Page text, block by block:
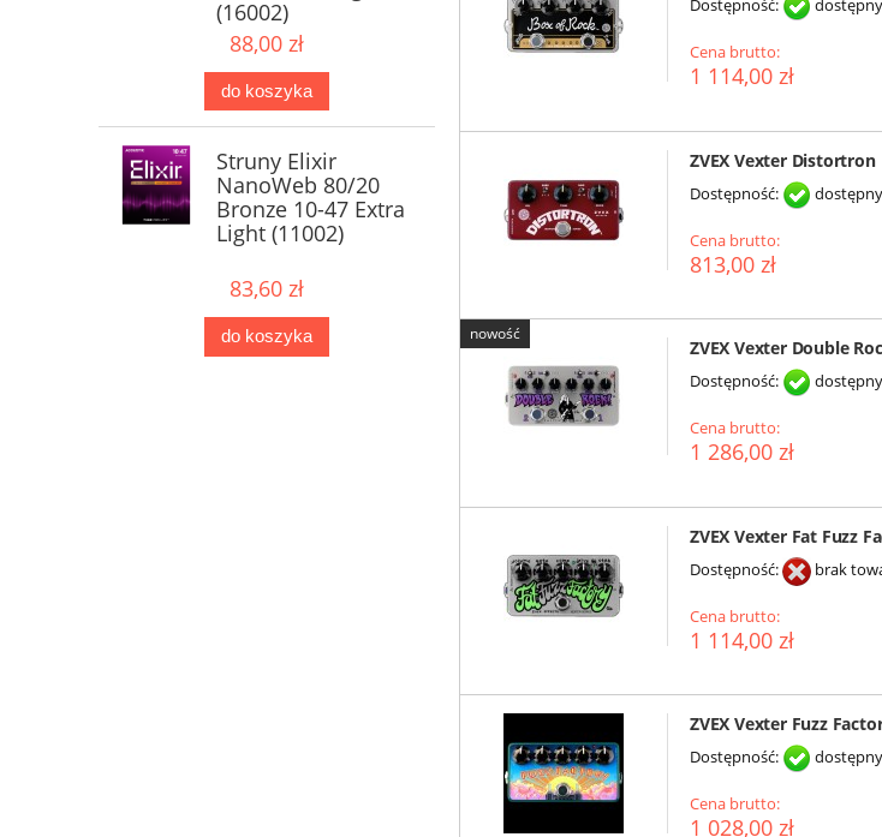
(16002)
88,00 zł
do koszyka
Struny Elixir
NanoWeb 80/20
Bronze 10-47 Extra
Light (11002)
83,60 zł
do koszyka
Dostępność: dostępny
Cena brutto:
1 114,00 zł
ZVEX Vexter Distortron
Dostępność: dostępny
Cena brutto:
813,00 zł
ZVEX Vexter Double
Dostępność: dostępny
Cena brutto:
1 286,00 zł
nowość
ZVEX Vexter Fat Fuzz
Dostępność: brak
Cena brutto:
1 114,00 zł
ZVEX Vexter Fuzz
Dostępność: dostępny
Cena brutto:
1 028,00 zł